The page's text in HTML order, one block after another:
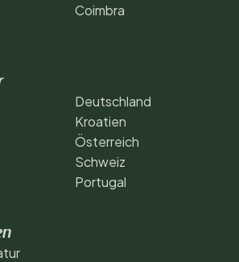
Coimbra
Deutschland
Kroatien
Österreich
Schweiz
Portugal